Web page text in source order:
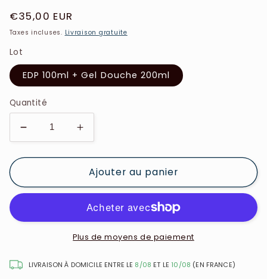
Prix
habituel
€35,00 EUR
Taxes incluses. Livraison gratuite
Lot
EDP 100ml + Gel Douche 200ml
Quantité
Réduire
la
quantité
Mauboussin
In
100ml
Augmenter
la
quantité
de
Mauboussin
Coffret
In
Black
100ml
Ajouter au panier
Plus de moyens de paiement
LIVRAISON À DOMICILE ENTRE LE 8/08 ET LE 10/08 (EN FRANCE)